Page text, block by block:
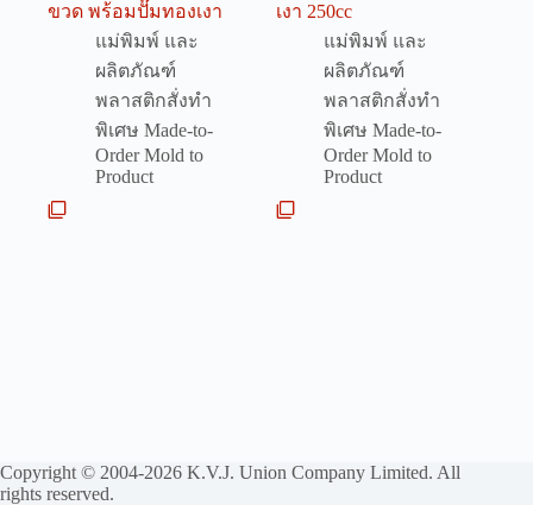
ขวด พร้อมปั๊มทองเงา
แม่พิมพ์ และ
ผลิตภัณฑ์
พลาสติกสั่งทำ
พิเศษ Made-to-
Order Mold to
Product
เงา 250cc
แม่พิมพ์ และ
ผลิตภัณฑ์
พลาสติกสั่งทำ
พิเศษ Made-to-
Order Mold to
Product
Copyright © 2004-2026 K.V.J. Union Company Limited. All
rights reserved.